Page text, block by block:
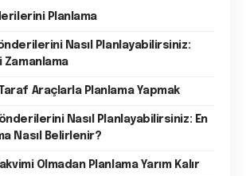
Planlama
Nasıl Planlayabilirsiniz:
Zamanlama
Araçlarla Planlama Yapmak
Nasıl Planlayabilirsiniz: En
Nasıl Belirlenir?
Olmadan Planlama Yarım Kalır